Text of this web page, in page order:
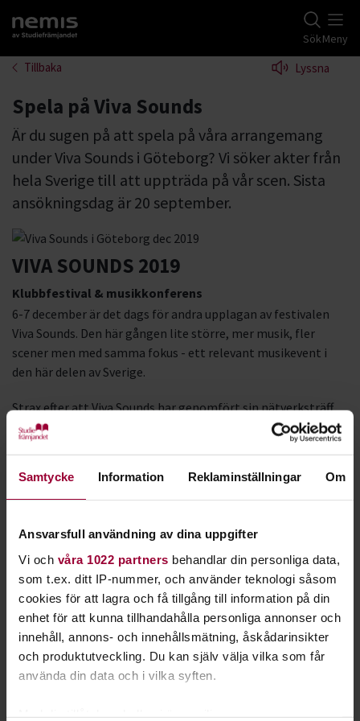
Samtycke Information Reklaminställningar Om
Ansvarsfull användning av dina uppgifter
Vi och våra 1022 partners behandlar din personliga data,
som t.ex. ditt IP-nummer, och använder teknologi såsom
cookies för att lagra och få tillgång till information på din
enhet för att kunna tillhandahålla personliga annonser och
innehåll, annons- och innehållsmätning, åskådarinsikter
och produktutveckling. Du kan själv välja vilka som får
använda din data och i vilka syften.
Gå till studiefrämjandets startsida SökMeny
Tillbaka Lyssna
Spela på Viva Sounds
Är du sugen på att spela på våra arrangemang
under Viva Sounds i Göteborg? Vi söker akter från
hela Sverige till att uppträda på vår scen. Sista
ansökningsdag är 20 september.
VIVA SOUNDS 2019
Klubbfestival & musikkonferens
6-7 december är det dags för andra upplagan av festivalen
Viva Sounds. Den här gången lite större, mer musik, fler
scener men med samma fokus - ett relevant musikevent i
den här delen av Sverige.
Strax efter att Viva Sounds har genomfört sin nätverksträff
på Pustervik öppnar vi upp vår scen på Bengans. Där har ni
chansen att få visa upp er för musikälskare inom branschen
Viva Sounds presenterar 20-25 konserter under två kvällar på
härifrån men vi ska också bjuda in några spännande akter
från andra delar av Sverige och Europa.
Vill du spela?
Anmäl dig genom att skicka ett mejl till Christian Trollvik på
Studiefrämjandet i Göteborg,
christian.trollvik@studieframjandet.se. Sista ansökningsdag
är 20 sep.